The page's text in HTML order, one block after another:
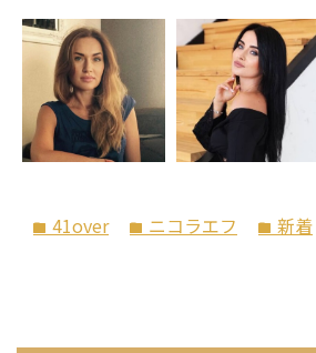
folder 41over folder ニコラエフ folder 新着